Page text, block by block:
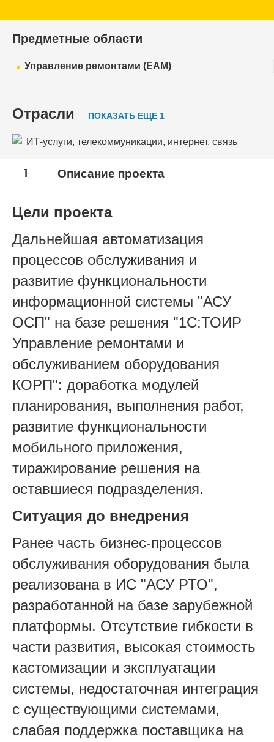
Предметные области
Управление ремонтами (EAM)
Отрасли ПОКАЗАТЬ ЕЩЕ 1
ИТ-услуги, телекоммуникации, интернет, связь
Профессиональные услуги
1 Описание проекта
Цели проекта
Дальнейшая автоматизация
процессов обслуживания и
развитие функциональности
информационной системы "АСУ
ОСП" на базе решения "1С:ТОИР
Управление ремонтами и
обслуживанием оборудования
КОРП": доработка модулей
планирования, выполнения работ,
развитие функциональности
мобильного приложения,
тиражирование решения на
оставшиеся подразделения.
Ситуация до внедрения
Ранее часть бизнес-процессов
обслуживания оборудования была
реализована в ИС "АСУ РТО",
разработанной на базе зарубежной
платформы. Отсутствие гибкости в
части развития, высокая стоимость
кастомизации и эксплуатации
системы, недостаточная интеграция
с существующими системами,
слабая поддержка поставщика на